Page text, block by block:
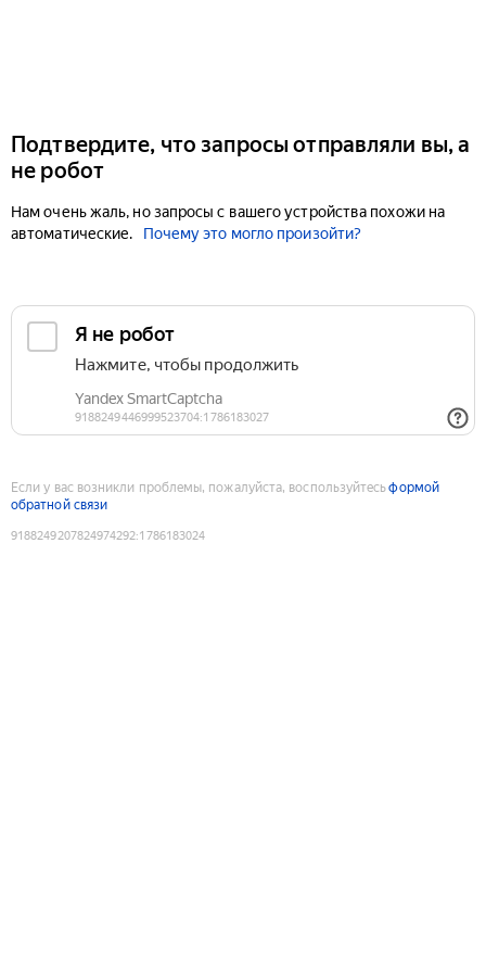
Подтвердите, что запросы отправляли вы, а
не робот
Нам очень жаль, но запросы с вашего устройства похожи на
автоматические.
Почему это могло произойти?
Если у вас возникли проблемы, пожалуйста, воспользуйтесьформой
обратной связи
9188249207824974292:1786183024